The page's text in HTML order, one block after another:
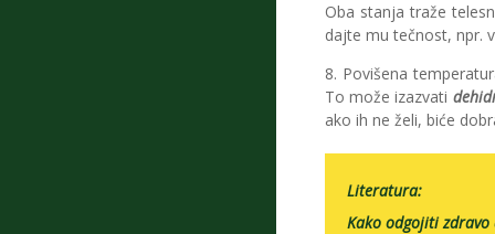
Oba stanja traže
dajte mu tečnost, npr.
8. Povišena
To može izazvati
ako ih ne želi, biće
Literatura:
Kako odgojiti zdravo